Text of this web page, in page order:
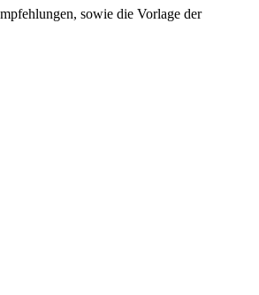
sowie die Vorlage der